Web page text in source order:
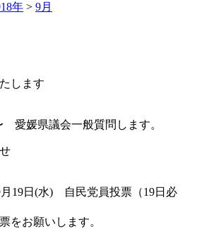
年 > 9月
します
愛媛県議会一般質問します。
月19日(水) 自民党員投票（19日必
をお願いします。